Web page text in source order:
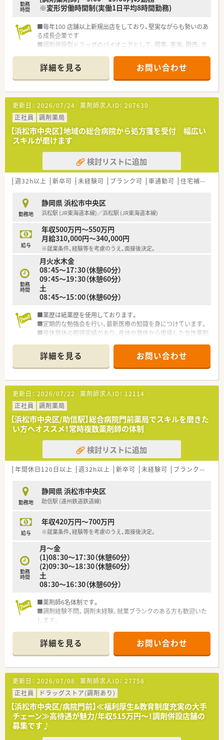
勤務
時間
※変形労働時間制(実働1日平均8時間勤務)
■毎年100 店舗以上新規出店をしており、堅実ながらも勢いのあ
る成長企業です
■調剤併設型ドラッグのパイオニアとして、関東、東海、関西、北
■研修制度は様々なプランがあり、集合研修だけでなく任意で受
講可能な研修も幅広く用意されています
■店舗で活躍する従業員、社外で活躍する従業員、将来経営幹部
となる従業員など、薬剤師として様々な活躍ができるフィールド
を用意されています
■総合薬剤師・調剤薬剤師（土日休み・19時までの勤務）どちらか
の働き方を選択できます
■調剤併設型だけでなく「医療モール・クリニック併設店舗」「敷
地内薬局」「訪問調剤特化型店舗」など様々な店舗を運営してい
ます
■在宅医療にも積極的取り組んでおり「訪問調剤特化型店舗」を
50店舗以上、無菌調剤室は業界最多の51店舗設置しています
■「プラチナくるみん認定企業」「健康経営優良法人2023（大規模
法人部門）認定」等を取得し一人ひとりが働きやすい環境が整備
■充実した研修制度、人事制度、評価制度、キャリア支援制度等
があるのも特徴です
詳細を見る お問い合わせ
更新日： 2026/07/24 薬剤師求人ID： 207630
正社員
調剤薬局
【浜松市中央区】地域の総合病院から処方箋を受付 幅広い
スキルが磨けます
検討リストに追加
週32h以上 新卒可 未経験可 ブランク可 車通勤可 住宅補助(手当)あり
勤務地
静岡県 浜松市中央区
浜松駅 (JR東海道本線)／浜松駅 (JR東海道本線)
給与
年収500万円～550万円
月給310,000円～340,000円
※就業条件、経験等を考慮のうえ、面接後決定。
勤務
時間
月火水木金
08：45～17：30（休憩60分）
09：45～19：30（休憩60分）
土
08：45～15：00（休憩60分）
■薬歴は紙薬歴を使用しております。
■定期的な勉強会を行い、最新医療の知識を身につけています。
■産休育休の取得実績があり、産休や育休から復帰した女性薬剤
詳細を見る お問い合わせ
更新日： 2026/07/22 薬剤師求人ID： 12114
正社員
調剤薬局
【浜松市中央区/助信駅】総合病院門前薬局でスキルを磨きた
い方へオススメ！常時複数薬剤師の体制
検討リストに追加
年間休日120日以上 週32h以上 新卒可 未経験可 ブランク可
勤務地
静岡県 浜松市中央区
助信駅 (遠州鉄道鉄道線)
給与
年収420万円～700万円
※就業条件、経験等を考慮のうえ、面接後決定。
勤務
時間
月～金
(1)08：30～17：30（休憩60分）
(2)09：30～18：30（休憩60分）
土
08：30～16：30（休憩60分）
■薬剤師6名体制です。
■調剤経験不問。調剤未経験、就業ブランクのある方も歓迎いた
します。
詳細を見る お問い合わせ
更新日： 2026/07/08 薬剤師求人ID： 27758
正社員
ドラッグストア(調剤あり)
【浜松市中央区/病院門前】≪福利厚生&教育制度充実の大手
チェーン≫高待遇が魅力/年収515万円～！調剤併設店舗の
募集です♪